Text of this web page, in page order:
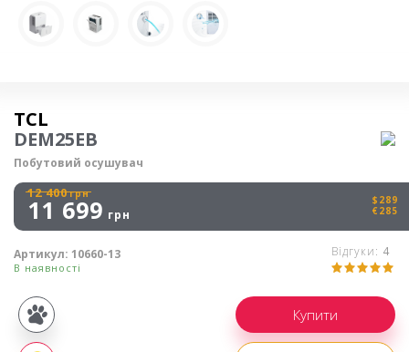
Осушувач повітря
TCL
DEM25EB
Побутовий осушувач
12 400грн
11 699 грн
$289
€285
В наявності
Відгуки: 4
Артикул: 10660-13
Купівля